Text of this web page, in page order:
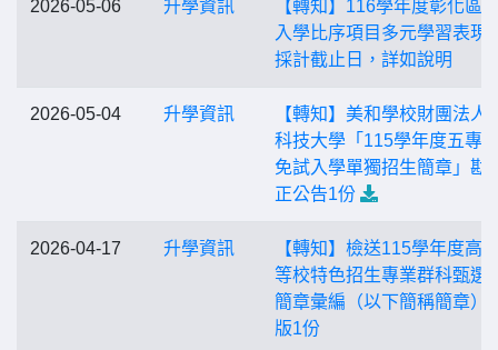
2026-05-06 升學資訊
【轉知】116學年度彰化區
入學比序項目多元學習表現
採計截止日，詳如說明
2026-05-04 升學資訊
【轉知】美和學校財團法人
科技大學「115學年度五專
免試入學單獨招生簡章」勘
正公告1份
2026-04-17 升學資訊
【轉知】檢送115學年度高
等校特色招生專業群科甄選
簡章彙編（以下簡稱簡章）
版1份